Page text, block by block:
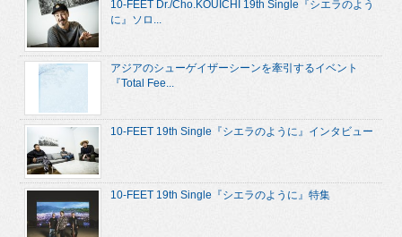
10-FEET Dr./Cho.KOUICHI 19th Single『シエラのよう
に』ソロ...
アジアのシューゲイザーシーンを牽引するイベント
『Total Fee...
10-FEET 19th Single『シエラのように』インタビュー
10-FEET 19th Single『シエラのように』特集